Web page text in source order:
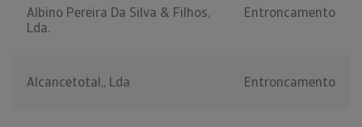
Albino Pereira Da Silva & Filhos,
Lda.
Entroncamento
Alcancetotal,, Lda Entroncamento